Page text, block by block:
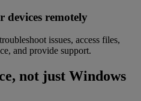
devices remotely
issues, access files,
and provide support.
not just Windows